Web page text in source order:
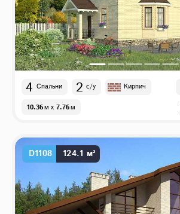
4 Спальни 2 с/у Кирпич
10.36м x 7.76м
D1108 124.1 м²